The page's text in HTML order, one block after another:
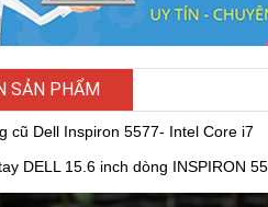
SẢN PHẨM
cũ Dell Inspiron 5577- Intel Core i7
DELL 15.6 inch dòng INSPIRON